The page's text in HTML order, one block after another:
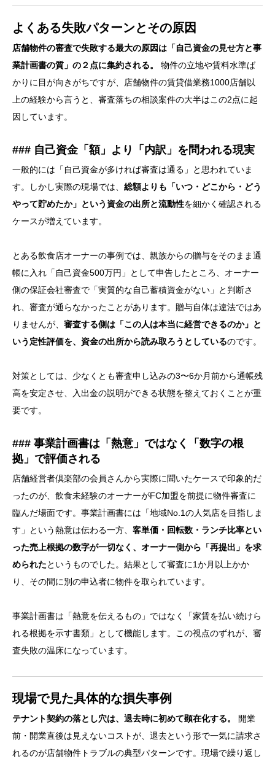
よくある失敗パターンとその原因
店舗物件の審査で失敗する最大の原因は「自己資金の見せ方と事
業計画書の質」の２点に集約される。
物件の立地や賃料水準ば
かりに目が向きがちですが、店舗物件の賃貸借業務1000店舗以
上の経験から言うと、審査落ちの相談案件の大半はこの2点に起
因しています。
### 自己資金「額」より「内訳」を問われる現実
一般的には「自己資金が多ければ審査は通る」と思われていま
す。しかし実際の現場では、 総額よりも「いつ・どこから・どう
やって貯めたか」という資金の出所と流動性を細かく確認される
ケースが増えています。
とある飲食店オーナーの事例では、親族からの贈与をそのまま通
帳に入れ「自己資金500万円」として申告したところ、オーナー
側の保証会社審査で「実質的な自己蓄積資金がない」と判断さ
れ、審査が通らなかったことがあります。贈与自体は違法ではあ
りませんが、 審査する側は「この人は本当に経営できるのか」と
いう定性評価を、資金の出所から読み取ろうとしているのです。
対策としては、少なくとも審査申し込みの3〜6か月前から通帳残
高を安定させ、入出金の説明ができる状態を整えておくことが重
要です。
### 事業計画書は「熱意」ではなく「数字の根
拠」で評価される
店舗経営者倶楽部の会員さんから実際に聞いたケースで印象的だ
ったのが、飲食未経験のオーナーがFC加盟を前提に物件審査に
臨んだ場面です。事業計画書には「地域No.1の人気店を目指しま
す」という熱意は伝わる一方、 客単価・回転数・ランチ比率とい
った売上根拠の数字が一切なく、オーナー側から「再提出」を求
められたというものでした。結果として審査に1か月以上かか
り、その間に別の申込者に物件を取られています。
事業計画書は「熱意を伝えるもの」ではなく「家賃を払い続けら
れる根拠を示す書類」として機能します。この視点のずれが、審
査失敗の温床になっています。
現場で見た具体的な損失事例
テナント契約の落とし穴は、退去時に初めて顕在化する。
開業
前・開業直後は見えないコストが、退去という形で一気に請求さ
れるのが店舗物件トラブルの典型パターンです。現場で繰り返し